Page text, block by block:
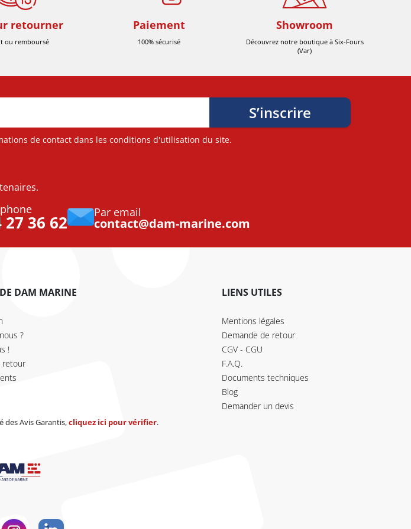
retourner
ou remboursé
Paiement
100% sécurisé
Showroom
Découvrez notre boutique à Six-Fours
(Var)
de contact dans les conditions d'utilisation du site.
27 36 62 Par email
contact@dam-marine.com
DAM MARINE
?
!
retour
LIENS UTILES
Mentions légales
Demande de retour
CGV - CGU
F.A.Q.
Documents techniques
Blog
Demander un devis
des Avis Garantis,cliquez ici pour vérifier.